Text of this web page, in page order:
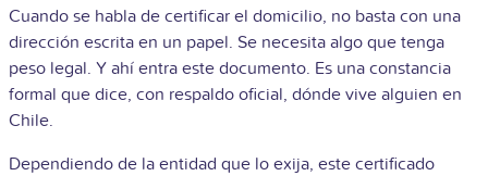
Cuando se habla de certificar el domicilio, no basta con una
dirección escrita en un papel. Se necesita algo que tenga
peso legal. Y ahí entra este documento. Es una constancia
formal que dice, con respaldo oficial, dónde vive alguien en
Chile.
Dependiendo de la entidad que lo exija, este certificado